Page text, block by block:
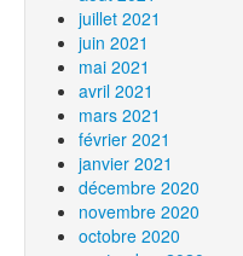
juillet 2021
juin 2021
mai 2021
avril 2021
mars 2021
février 2021
janvier 2021
décembre 2020
novembre 2020
octobre 2020